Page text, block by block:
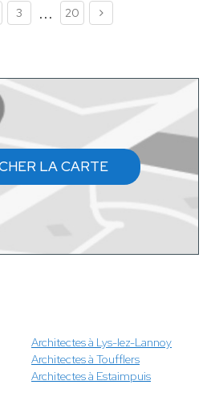
3 ... 20
LA CARTE
Architectes à Lys-lez-Lannoy
Architectes à Toufflers
Architectes à Estaimpuis